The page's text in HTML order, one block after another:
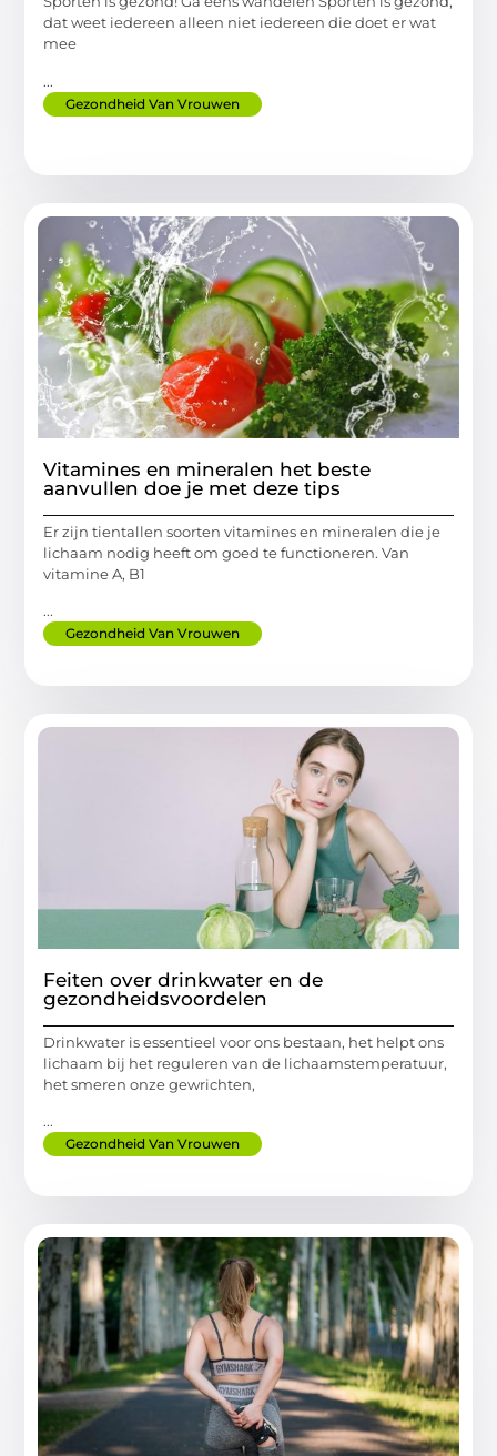
dat weet iedereen alleen niet iedereen die doet er wat
mee
...
Gezondheid Van Vrouwen
Vitamines en mineralen het beste
aanvullen doe je met deze tips
Er zijn tientallen soorten vitamines en mineralen die je
lichaam nodig heeft om goed te functioneren. Van
vitamine A, B1
...
Gezondheid Van Vrouwen
Feiten over drinkwater en de
gezondheidsvoordelen
Drinkwater is essentieel voor ons bestaan, het helpt ons
lichaam bij het reguleren van de lichaamstemperatuur,
het smeren onze gewrichten,
...
Gezondheid Van Vrouwen